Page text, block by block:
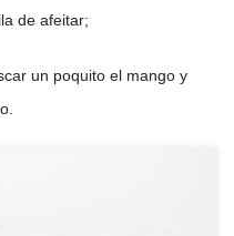
de afeitar;
un poquito el mango y